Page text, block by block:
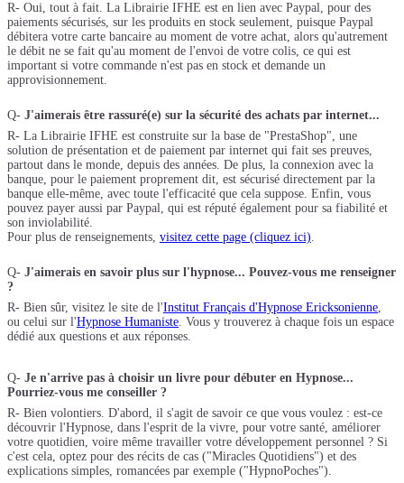
R- Oui, tout à fait. La Librairie IFHE est en lien avec Paypal, pour des
paiements sécurisés, sur les produits en stock seulement, puisque Paypal
débitera votre carte bancaire au moment de votre achat, alors qu'autrement
le débit ne se fait qu'au moment de l'envoi de votre colis, ce qui est
important si votre commande n'est pas en stock et demande un
approvisionnement.
Q- J'aimerais être rassuré(e) sur la sécurité des achats par internet...
R- La Librairie IFHE est construite sur la base de "PrestaShop", une
solution de présentation et de paiement par internet qui fait ses preuves,
partout dans le monde, depuis des années. De plus, la connexion avec la
banque, pour le paiement proprement dit, est sécurisé directement par la
banque elle-même, avec toute l'efficacité que cela suppose. Enfin, vous
pouvez payer aussi par Paypal, qui est réputé également pour sa fiabilité et
son inviolabilité.
Pour plus de renseignements, visitez cette page (cliquez ici).
Q- J'aimerais en savoir plus sur l'hypnose... Pouvez-vous me renseigner
?
R- Bien sûr, visitez le site de l'Institut Français d'Hypnose Ericksonienne,
ou celui sur l'Hypnose Humaniste. Vous y trouverez à chaque fois un espace
dédié aux questions et aux réponses.
Q- Je n'arrive pas à choisir un livre pour débuter en Hypnose...
Pourriez-vous me conseiller ?
R- Bien volontiers. D'abord, il s'agit de savoir ce que vous voulez : est-ce
découvrir l'Hypnose, dans l'esprit de la vivre, pour votre santé, améliorer
votre quotidien, voire même travailler votre développement personnel ? Si
c'est cela, optez pour des récits de cas ("Miracles Quotidiens") et des
explications simples, romancées par exemple ("HypnoPoches").